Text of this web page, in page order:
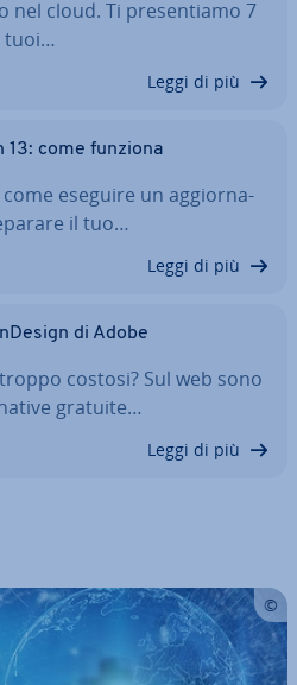
nel cloud. Ti pre­sen­tia­mo 7
tuoi…
Leggi di più
13: come funziona
eseguire un ag­gior­na­
il tuo…
Leggi di più
di Adobe
costosi? Sul web sono
gratuite…
Leggi di più